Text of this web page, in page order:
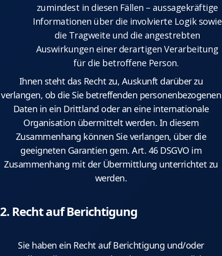
zumindest in diesen Fällen – aussagekräftige
Informationen über die involvierte Logik sowie
die Tragweite und die angestrebten
Auswirkungen einer derartigen Verarbeitung
für die betroffene Person.
Ihnen steht das Recht zu, Auskunft darüber zu
verlangen, ob die Sie betreffenden personenbezogenen
Daten in ein Drittland oder an eine internationale
Organisation übermittelt werden. In diesem
Zusammenhang können Sie verlangen, über die
geeigneten Garantien gem. Art. 46 DSGVO im
Zusammenhang mit der Übermittlung unterrichtet zu
werden.
2. Recht auf Berichtigung
Sie haben ein Recht auf Berichtigung und/oder